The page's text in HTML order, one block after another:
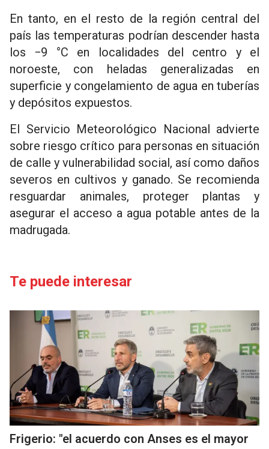
En tanto, en el resto de la región central del
país las temperaturas podrían descender hasta
los −9 °C en localidades del centro y el
noroeste, con heladas generalizadas en
superficie y congelamiento de agua en tuberías
y depósitos expuestos.
El Servicio Meteorológico Nacional advierte
sobre riesgo crítico para personas en situación
de calle y vulnerabilidad social, así como daños
severos en cultivos y ganado. Se recomienda
resguardar animales, proteger plantas y
asegurar el acceso a agua potable antes de la
madrugada.
Te puede interesar
Frigerio: "el acuerdo con Anses es el mayor